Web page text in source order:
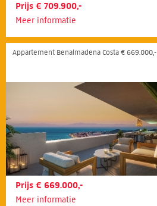
Prijs € 709.900,-
Meer informatie
Appartement Benalmadena Costa € 669.000,-
Prijs € 669.000,-
Meer informatie